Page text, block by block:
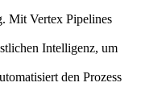
Mit Vertex Pipelines
Intelligenz, um
den Prozess